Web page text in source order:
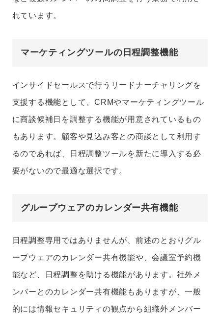
れています。
マーケティングツールの日程調整機能
インサイドセールスで行うリードナーチャリングを
支援する機能として、CRMやマーケティングツール
に商談候補日を調整する機能が用意されているもの
もあります。顧客や見込み客との商談として利用す
るのであれば、日程調整ツールを新たに導入する必
要がないので最適な選択です。
グループウェアのカレンダー共有機能
日程調整専用ではありませんが、前述のとおりグル
ープウェアのカレンダー共有機能や、会議室予約機
能など、日程調整を助ける機能があります。社外メ
ンバーとのカレンダー共有機能もありますが、一般
的には情報セキュリティの観点から組織外メンバー